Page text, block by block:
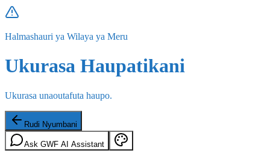
Halmashauri ya Wilaya ya Meru
Ukurasa Haupatikani
Ukurasa unaoutafuta haupo.
Rudi Nyumbani
Ask GWF AI Assistant